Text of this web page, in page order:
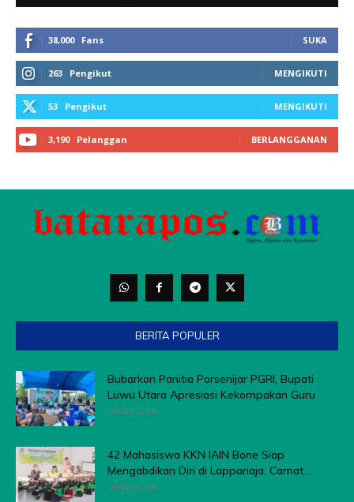
BERITA POPULER
Bubarkan Panitia Porsenijar PGRI, Bupati
Luwu Utara Apresiasi Kekompakan Guru
03/08/2026
42 Mahasiswa KKN IAIN Bone Siap
Mengabdikan Diri di Lappariaja, Camat...
06/08/2026